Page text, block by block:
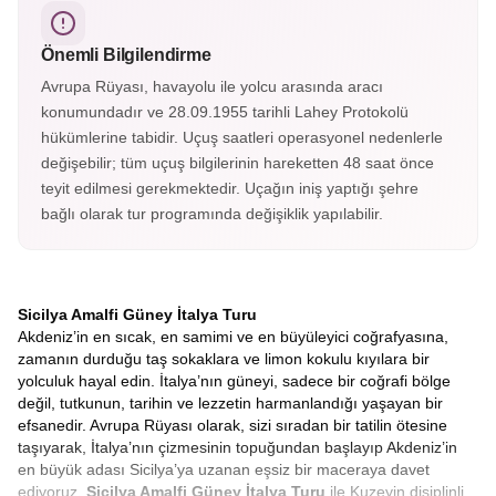
listesindedir. Krater yürüyüşleri ve lav manzaralarıyla
etkileyici bir doğa deneyimi sunar.
Önemli Bilgilendirme
Avrupa Rüyası, havayolu ile yolcu arasında aracı
konumundadır ve 28.09.1955 tarihli Lahey Protokolü
hükümlerine tabidir. Uçuş saatleri operasyonel nedenlerle
değişebilir; tüm uçuş bilgilerinin hareketten 48 saat önce
teyit edilmesi gerekmektedir. Uçağın iniş yaptığı şehre
bağlı olarak tur programında değişiklik yapılabilir.
Sicilya Amalfi Güney İtalya Turu
Akdeniz’in en sıcak, en samimi ve en büyüleyici coğrafyasına,
zamanın durduğu taş sokaklara ve limon kokulu kıyılara bir
yolculuk hayal edin. İtalya’nın güneyi, sadece bir coğrafi bölge
değil, tutkunun, tarihin ve lezzetin harmanlandığı yaşayan bir
efsanedir. Avrupa Rüyası olarak, sizi sıradan bir tatilin ötesine
taşıyarak, İtalya’nın çizmesinin topuğundan başlayıp Akdeniz’in
en büyük adası Sicilya’ya uzanan eşsiz bir maceraya davet
ediyoruz. Sicilya Amalfi Güney İtalya Turu ile Kuzeyin disiplinli